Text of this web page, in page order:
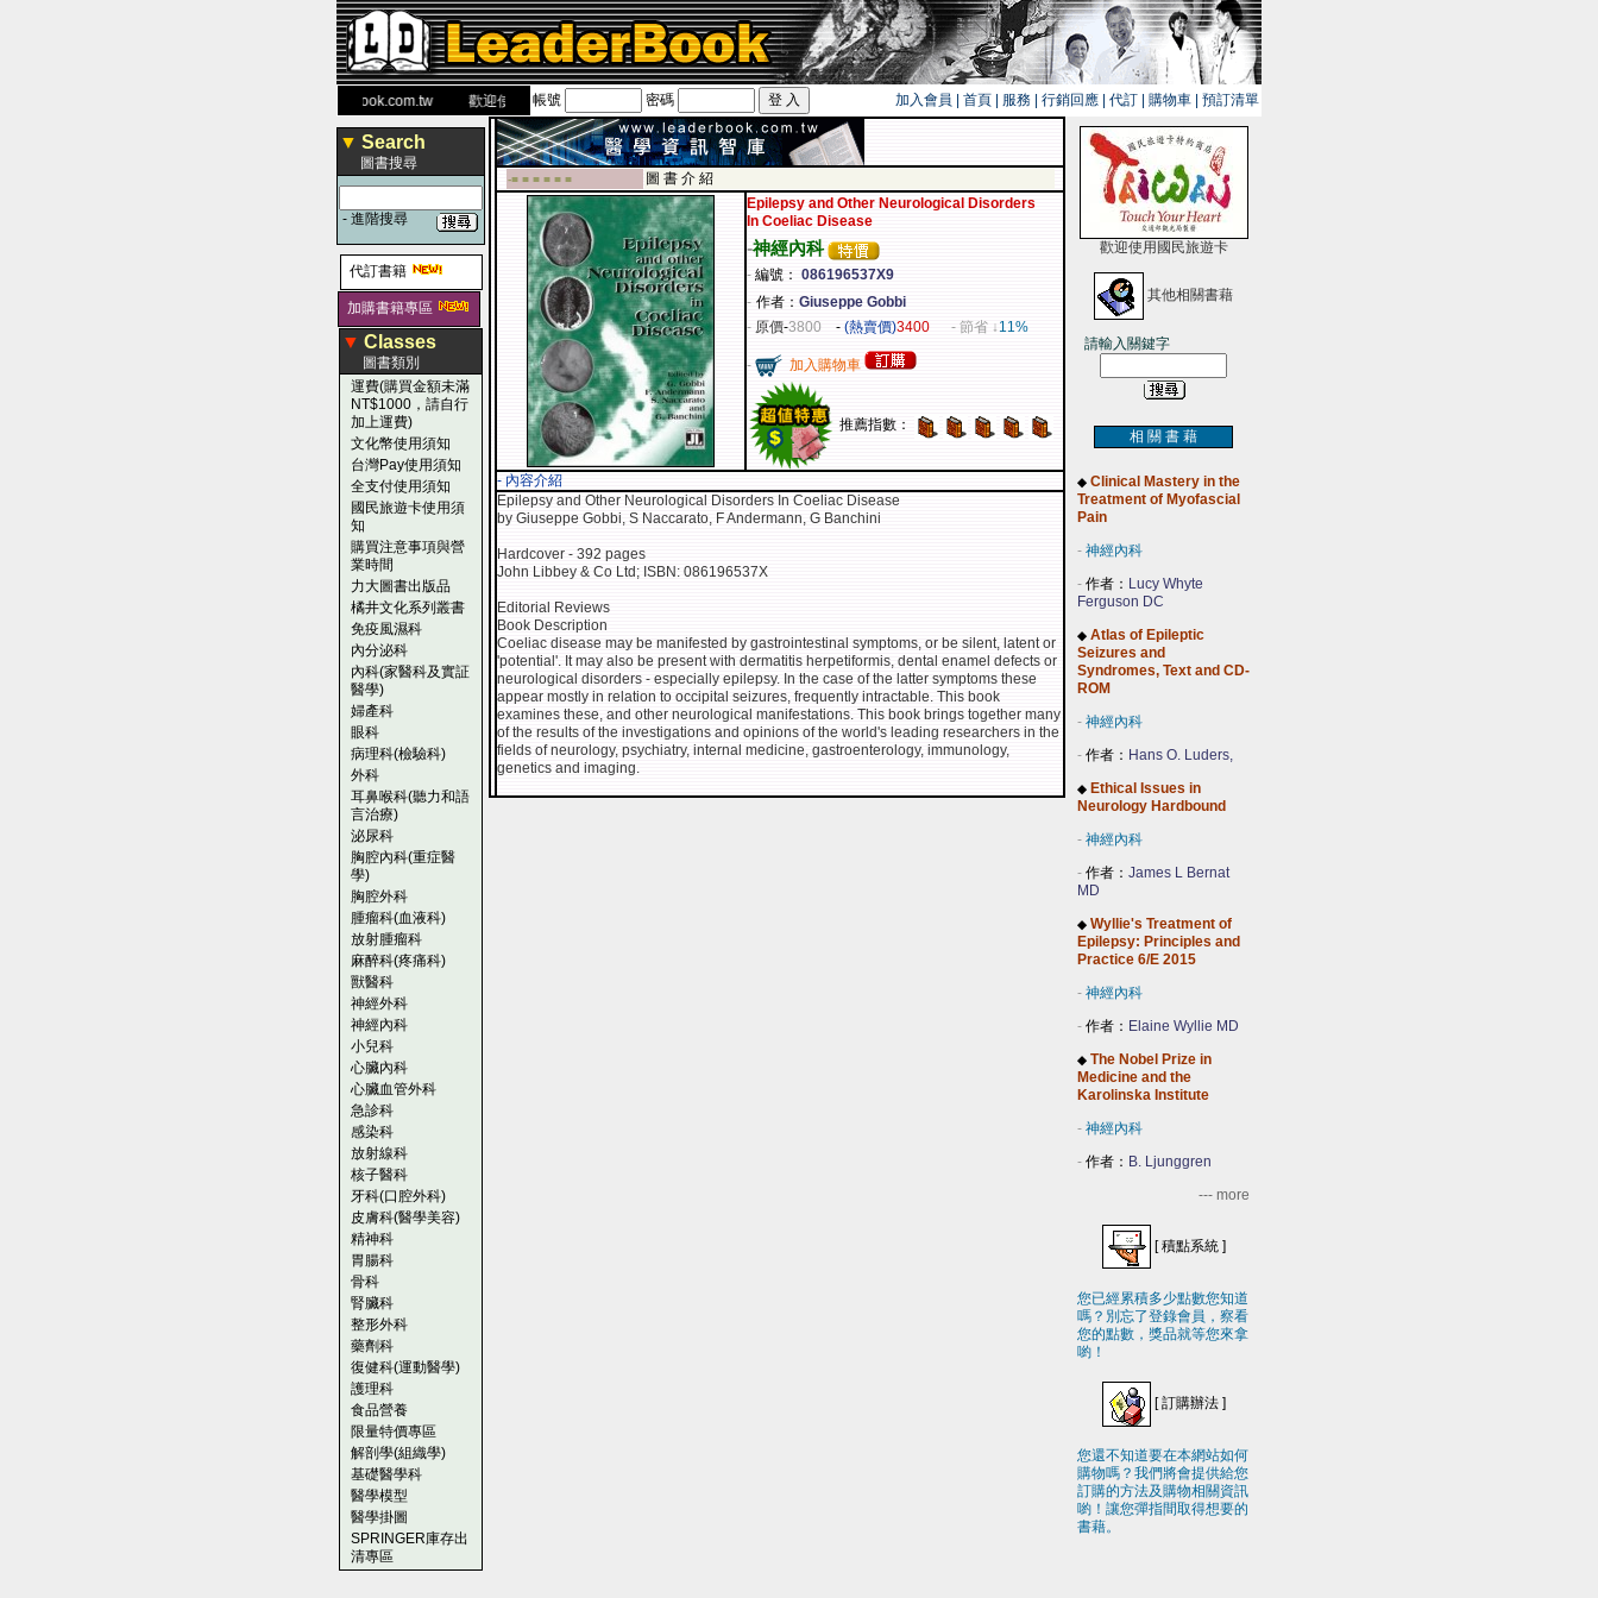
www.leaderbook.com.tw歡迎使用 國民旅遊卡！！
帳號 密碼 加入會員 首頁 服務 行銷回應 代訂 購物車 預訂清單
▼ Search
圖書搜尋
- 進階搜尋
代訂書籍
加購書籍專區
▼ Classes
圖書類別
運費(購買金額未滿
NT$1000，請自行
加上運費)
文化幣使用須知
台灣Pay使用須知
全支付使用須知
國民旅遊卡使用須
知
購買注意事項與營
業時間
力大圖書出版品
橘井文化系列叢書
免疫風濕科
內分泌科
內科(家醫科及實証
醫學)
婦產科
眼科
病理科(檢驗科)
外科
耳鼻喉科(聽力和語
言治療)
泌尿科
胸腔內科(重症醫
學)
胸腔外科
腫瘤科(血液科)
放射腫瘤科
麻醉科(疼痛科)
獸醫科
神經外科
神經內科
小兒科
心臟內科
心臟血管外科
急診科
感染科
放射線科
核子醫科
牙科(口腔外科)
皮膚科(醫學美容)
精神科
胃腸科
骨科
腎臟科
整形外科
藥劑科
復健科(運動醫學)
護理科
食品營養
限量特價專區
解剖學(組織學)
基礎醫學科
醫學模型
醫學掛圖
SPRINGER庫存出
清專區
-■ ■ ■ ■ ■ ■
圖 書 介 紹
Epilepsy and Other Neurological Disorders
In Coeliac Disease
-神經內科
- 編號： 086196537X9
- 作者： Giuseppe Gobbi
- 原價-3800 - (熱賣價)3400 - 節省 ↓11%
- 加入購物車
推薦指數：
- 內容介紹
Epilepsy and Other Neurological Disorders In Coeliac Disease
by Giuseppe Gobbi, S Naccarato, F Andermann, G Banchini
Hardcover - 392 pages
John Libbey & Co Ltd; ISBN: 086196537X
Editorial Reviews
Book Description
Coeliac disease may be manifested by gastrointestinal symptoms, or be silent, latent or
'potential'. It may also be present with dermatitis herpetiformis, dental enamel defects or
neurological disorders - especially epilepsy. In the case of the latter symptoms these
appear mostly in relation to occipital seizures, frequently intractable. This book
examines these, and other neurological manifestations. This book brings together many
of the results of the investigations and opinions of the world's leading researchers in the
fields of neurology, psychiatry, internal medicine, gastroenterology, immunology,
genetics and imaging.
歡迎使用國民旅遊卡
其他相關書藉
請輸入關鍵字
相 關 書 藉
◆ Clinical Mastery in the
Treatment of Myofascial
Pain
- 神經內科
- 作者： Lucy Whyte
Ferguson DC
◆ Atlas of Epileptic
Seizures and
Syndromes, Text and CD-
ROM
- 神經內科
- 作者： Hans O. Luders,
◆ Ethical Issues in
Neurology Hardbound
- 神經內科
- 作者： James L Bernat
MD
◆ Wyllie's Treatment of
Epilepsy: Principles and
Practice 6/E 2015
- 神經內科
- 作者： Elaine Wyllie MD
◆ The Nobel Prize in
Medicine and the
Karolinska Institute
- 神經內科
- 作者： B. Ljunggren
--- more
[積點系統 ]
您已經累積多少點數您知道
嗎？別忘了登錄會員，察看
您的點數，獎品就等您來拿
喲！
[訂購辦法]
您還不知道要在本網站如何
購物嗎？我們將會提供給您
訂購的方法及購物相關資訊
喲！讓您彈指間取得想要的
書藉。